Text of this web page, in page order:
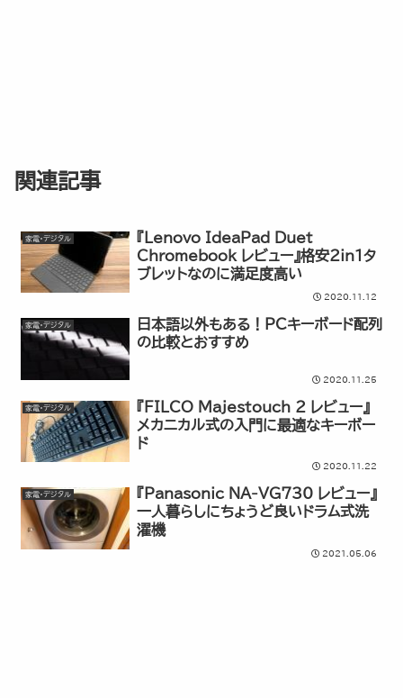
関連記事
家電・デジタル
『Lenovo IdeaPad Duet
Chromebook レビュー』格安2in1タ
ブレットなのに満足度高い
2020.11.12
家電・デジタル
日本語以外もある！PCキーボード配列
の比較とおすすめ
2020.11.25
家電・デジタル
『FILCO Majestouch 2 レビュー』
メカニカル式の入門に最適なキーボー
ド
2020.11.22
家電・デジタル
『Panasonic NA-VG730 レビュー』
一人暮らしにちょうど良いドラム式洗
濯機
2021.05.06